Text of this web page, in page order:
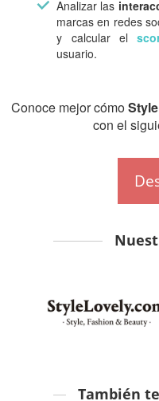
Analizar las
marcas en redes
y calcular el
usuario.
Conoce mejor cómo
con el
También